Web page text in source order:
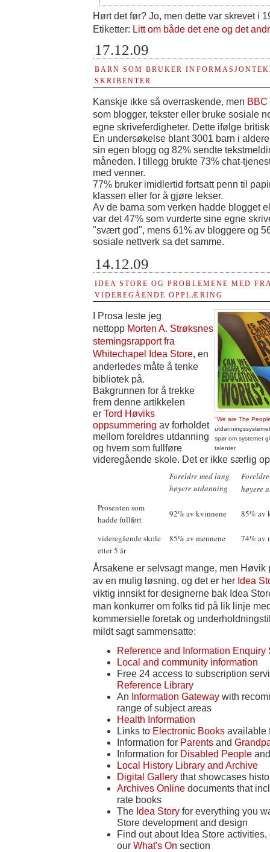
Hørt det før? Jo, men dette var skrevet i
Etiketter: Litt om både det ene og det
17.12.09
BARN SOM BRUKER
SKRIBENTER
Kanskje ikke så overraskende, men BBC
som blogger, tekster eller bruke sosiale
egne skriveferdigheter. Dette ifølge
En undersøkelse blant 3001 barn i
sin egen blogg og 82% sendte
måneden. I tillegg brukte 73% chat-
med venner.
77% bruker imidlertid fortsatt penn til
klassen eller for å gjøre lekser.
Av de barna som verken hadde blogget
var det 47% som vurderte sine egne
"svært god", mens 61% av bloggere og
sosiale nettverk sa det samme.
14.12.09
IDEA STORE OG PROBLEMENE MED
VIDEREGÅENDE OPPLÆRING
"We are The
spør om systemet
talenter.
I Prosa leste jeg
nettopp Morten A. Strøksnes
stemingsrapport fra
Whitechapel Idea Store, en
anderledes måte å tenke
bibliotek på.
Bakgrunnen for å trekke
frem denne artikkelen
er Tord Høviks
oppsummering av forholdet
mellom foreldres utdanning
og hvem som fullføre
videregående skole. Det er ikke særlig
Foreldre med lang
høyere utdanning
høyere
Prosenten som
hadde fullført
92% av kvinnene 85% av
videregående skole
etter 5 år
85% av mennene 74% av
Årsakene er selvsagt mange, men
av en mulig løsning, og det er her Idea
viktig innsikt for designerne bak Idea
man konkurrer om folks tid på lik linje
kommersielle foretak og
mildt sagt sammensatte:
Reference and Information Enquiry
Local and community information
Free 24 access to subscription
Reference Library
An Information Gateway with
range of subject areas
Health Information
Links to Electronic Books available
Information for Parents and
Information for Disabled People
Local History Library and Archive
Digital Gallery that showcases
Archives Online documents that
rate books
The Idea Story for everything you
Store development and design
Find out about Idea Store
our What's On section